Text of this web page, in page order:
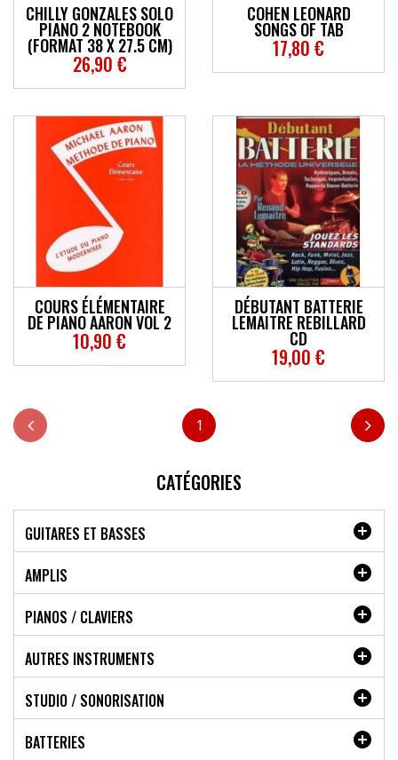
CATÉGORIES
GUITARES ET BASSES 
AMPLIS 
PIANOS / CLAVIERS 
AUTRES INSTRUMENTS 
STUDIO / SONORISATION 
BATTERIES 
CHILLY GONZALES SOLO
PIANO 2 NOTEBOOK
(FORMAT 38 X 27.5 CM)
26,90 €
COHEN LEONARD
SONGS OF TAB
17,80 €
COURS ÉLÉMENTAIRE
DE PIANO AARON VOL 2
10,90 €
DÉBUTANT BATTERIE
LEMAITRE REBILLARD
CD
19,00 €
1